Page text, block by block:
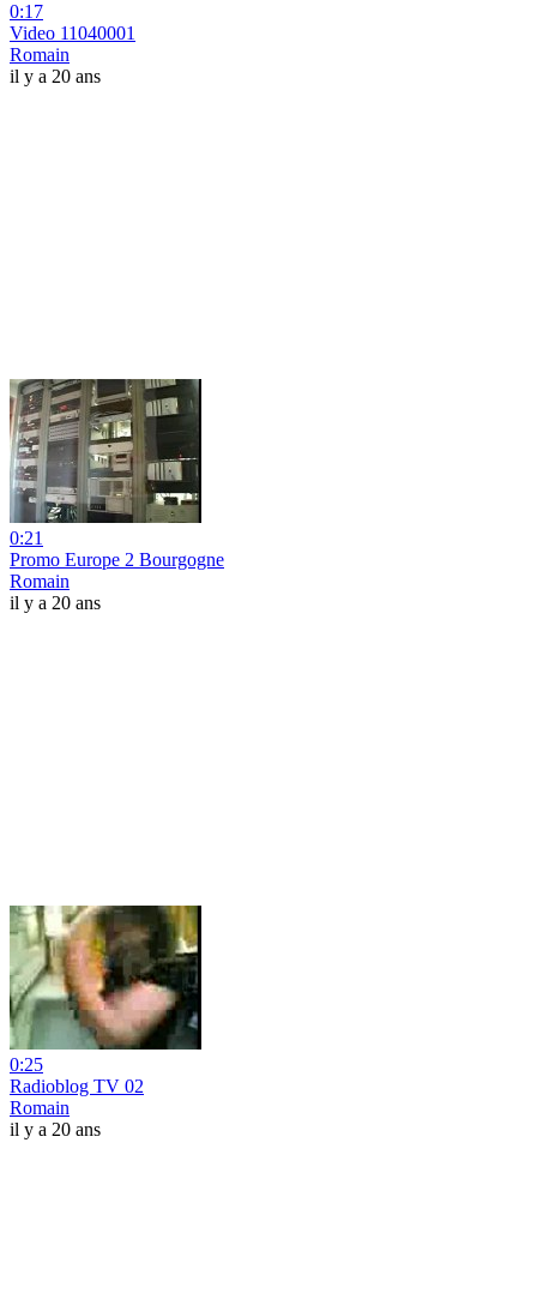
0:17
Video 11040001
Romain
il y a 20 ans
0:21
Promo Europe 2 Bourgogne
Romain
il y a 20 ans
0:25
Radioblog TV 02
Romain
il y a 20 ans